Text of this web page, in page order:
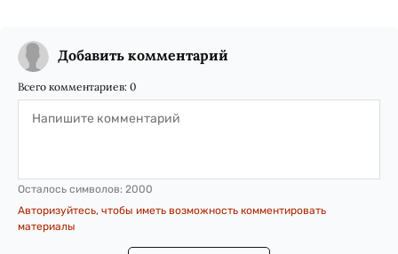
Добавить комментарий
Всего комментариев: 0
Осталось символов: 2000
Авторизуйтесь, чтобы иметь возможность комментировать
материалы